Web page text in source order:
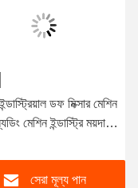
ডফ মিক্সার মেশিন
মেশিন ইন্ডাস্ট্রি ময়দা
সেরা মূল্য পান